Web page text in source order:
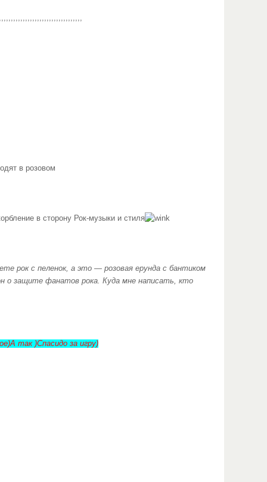
в розовом
в сторону Рок-музыки и стиля
рок с пеленок, а это — розовая ерунда с бантиком
о защите фанатов рока. Куда мне написать, кто
так )Спасидо за игру)